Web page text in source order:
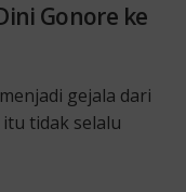
Gonore ke
gejala dari
tidak selalu